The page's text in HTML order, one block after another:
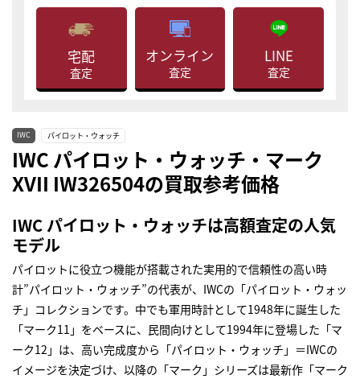
宅配
査定
オンライン
査定
LINE
査定
IWC パイロット・ウォッチ
IWC パイロット・ウォッチ・マーク
XVII IW326504の買取参考価格
IWC パイロット・ウォッチは高額査定の人気
モデル
パイロットに役立つ機能が搭載された実用的で信頼性の高い時
計”パイロット・ウォッチ”の代表が、IWCの「パイロット・ウォッ
チ」コレクションです。中でも軍用時計として1948年に誕生した
「マーク11」をベースに、民間向けとして1994年に登場した「マ
ーク12」は、高い完成度から「パイロット・ウォッチ」＝IWCの
イメージを決定づけ、以降の「マーク」シリーズは最新作「マーク